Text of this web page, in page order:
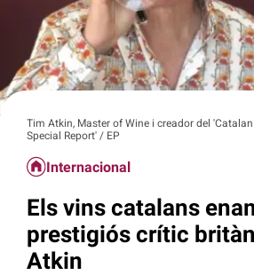
Tim Atkin, Master of Wine i creador del
Special Report' / EP
Internacional
Els vins catalans
prestigiós crític
Atkin